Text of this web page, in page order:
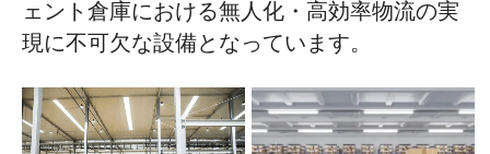
ェント倉庫における無人化・高効率物流の実
現に不可欠な設備となっています。